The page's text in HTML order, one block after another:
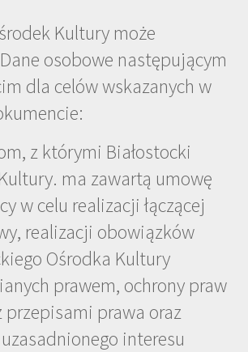
Kultury może
osobowe następującym
dla celów wskazanych w
z którymi Białostocki
ma zawartą umowę
w celu realizacji łączącej
realizacji obowiązków
Ośrodka Kultury
prawem, ochrony praw
przepisami prawa oraz
interesu